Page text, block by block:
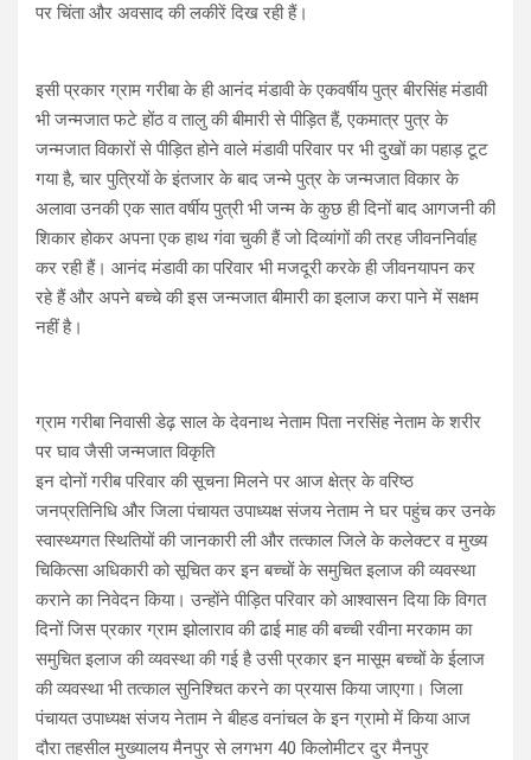
पर चिंता और अवसाद की लकीरें दिख रही हैं।
इसी प्रकार ग्राम गरीबा के ही आनंद मंडावी के एकवर्षीय पुत्र बीरसिंह मंडावी
भी जन्मजात फटे होंठ व तालु की बीमारी से पीड़ित हैं, एकमात्र पुत्र के
जन्मजात विकारों से पीड़ित होने वाले मंडावी परिवार पर भी दुखों का पहाड़ टूट
गया है, चार पुत्रियों के इंतजार के बाद जन्मे पुत्र के जन्मजात विकार के
अलावा उनकी एक सात वर्षीय पुत्री भी जन्म के कुछ ही दिनों बाद आगजनी की
शिकार होकर अपना एक हाथ गंवा चुकी हैं जो दिव्यांगों की तरह जीवननिर्वाह
कर रही हैं। आनंद मंडावी का परिवार भी मजदूरी करके ही जीवनयापन कर
रहे हैं और अपने बच्चे की इस जन्मजात बीमारी का इलाज करा पाने में सक्षम
नहीं है।
ग्राम गरीबा निवासी डेढ़ साल के देवनाथ नेताम पिता नरसिंह नेताम के शरीर
पर घाव जैसी जन्मजात विकृति
इन दोनों गरीब परिवार की सूचना मिलने पर आज क्षेत्र के वरिष्ठ
जनप्रतिनिधि और जिला पंचायत उपाध्यक्ष संजय नेताम ने घर पहुंच कर उनके
स्वास्थ्यगत स्थितियों की जानकारी ली और तत्काल जिले के कलेक्टर व मुख्य
चिकित्सा अधिकारी को सूचित कर इन बच्चों के समुचित इलाज की व्यवस्था
कराने का निवेदन किया। उन्होंने पीड़ित परिवार को आश्वासन दिया कि विगत
दिनों जिस प्रकार ग्राम झोलाराव की ढाई माह की बच्ची रवीना मरकाम का
समुचित इलाज की व्यवस्था की गई है उसी प्रकार इन मासूम बच्चों के ईलाज
की व्यवस्था भी तत्काल सुनिश्चित करने का प्रयास किया जाएगा। जिला
पंचायत उपाध्यक्ष संजय नेताम ने बीहड वनांचल के इन ग्रामो में किया आज
दौरा तहसील मुख्यालय मैनपुर से लगभग 40 किलोमीटर दुर मैनपुर